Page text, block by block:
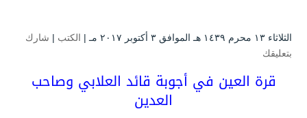
الثلاثاء ۱۳ محرم ۱٤۳۹ هـ الموافق ۳ أكتوبر ۲۰۱۷ مـ | الكتب | شارك
بتعليقك
قرة العين في أجوبة قائد العلابي وصاحب
العدين